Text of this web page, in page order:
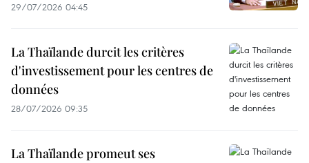
29/07/2026 04:45
La Thaïlande durcit les critères
d'investissement pour les centres de
données
28/07/2026 09:35
La Thaïlande promeut ses